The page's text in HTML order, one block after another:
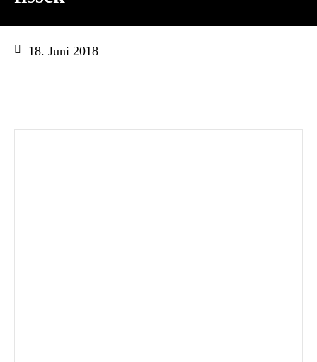
18. Juni 2018